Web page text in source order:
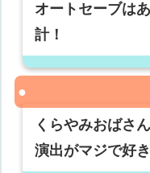
オートセーブは
計！
くらやみおばさ
演出がマジで好き